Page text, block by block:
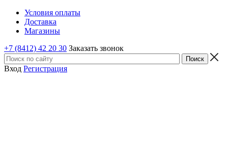
Условия оплаты
Доставка
Магазины
+7 (8412) 42 20 30 Заказать звонок
Вход Регистрация